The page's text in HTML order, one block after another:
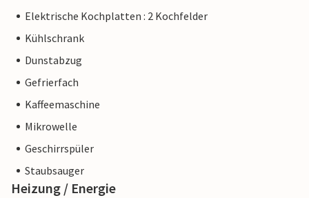
Elektrische Kochplatten : 2 Kochfelder
Kühlschrank
Dunstabzug
Gefrierfach
Kaffeemaschine
Mikrowelle
Geschirrspüler
Staubsauger
Heizung / Energie